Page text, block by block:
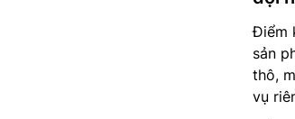
Điểm
sản
thô,
vụ